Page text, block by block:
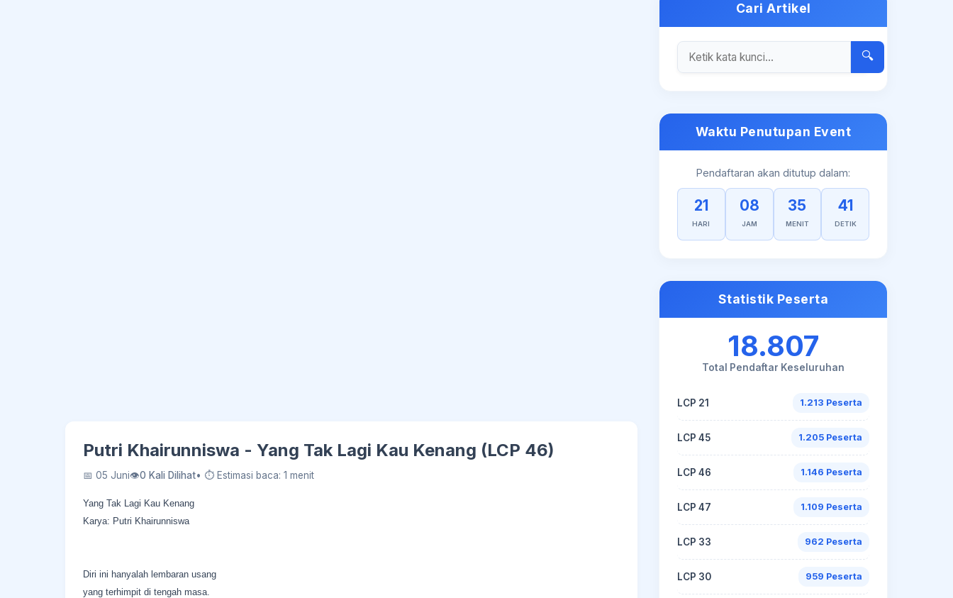
Putri Khairunniswa - Yang Tak Lagi Kau Kenang (LCP 46)
📅 05 Juni👁0 Kali Dilihat• ⏱ Estimasi baca: 1 menit
Yang Tak Lagi Kau Kenang
Karya: Putri Khairunniswa
Diri ini hanyalah lembaran usang
yang terhimpit di tengah masa.
Cari Artikel
🔍
Waktu Penutupan Event
Pendaftaran akan ditutup dalam:
21
HARI
08
JAM
35
MENIT
40
DETIK
Statistik Peserta
18.807
Total Pendaftar Keseluruhan
LCP 21 1.213 Peserta
LCP 45 1.205 Peserta
LCP 46 1.146 Peserta
LCP 47 1.109 Peserta
LCP 33 962 Peserta
LCP 30 959 Peserta